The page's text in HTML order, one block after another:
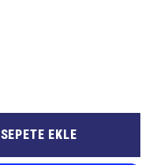
SEPETE EKLE